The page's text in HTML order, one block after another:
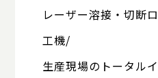
レーザー溶接・切断
工機/
生産現場のトータル